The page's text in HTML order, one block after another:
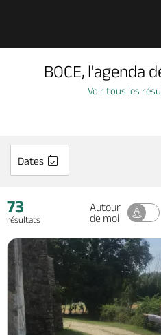
À voir, à faire
Dormir, manger
Séjours, cadeaux
Billetterie en ligne
BOCE, l'agenda
Voir tous les
Dates
73
résultats
Autour
de moi